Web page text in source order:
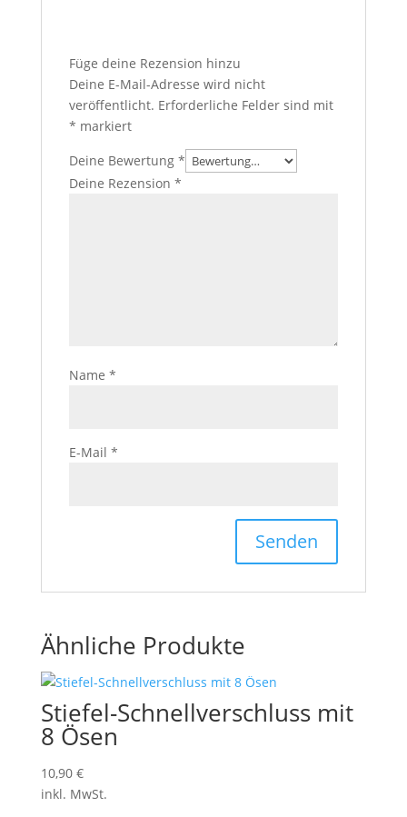
Füge deine Rezension hinzu
Deine E-Mail-Adresse wird nicht
veröffentlicht. Erforderliche Felder sind mit
* markiert
Deine Bewertung *
Deine Rezension *
Name *
E-Mail *
Ähnliche Produkte
Stiefel-Schnellverschluss mit
8 Ösen
10,90 €
inkl. MwSt.